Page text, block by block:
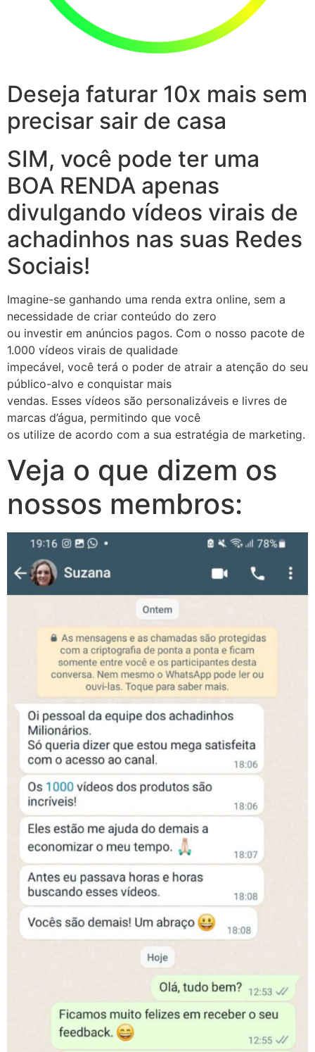
Deseja faturar 10x mais sem
precisar sair de casa
SIM, você pode ter uma
BOA RENDA apenas
divulgando vídeos virais de
achadinhos nas suas Redes
Sociais!
Imagine-se ganhando uma renda extra online, sem a
necessidade de criar conteúdo do zero
ou investir em anúncios pagos. Com o nosso pacote de
1.000 vídeos virais de qualidade
impecável, você terá o poder de atrair a atenção do seu
público-alvo e conquistar mais
vendas. Esses vídeos são personalizáveis e livres de
marcas d’água, permitindo que você
os utilize de acordo com a sua estratégia de marketing.
Veja o que dizem os
nossos membros: